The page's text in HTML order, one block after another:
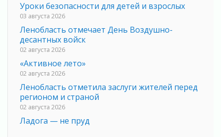
Уроки безопасности для детей и взрослых
03 августа 2026
Ленобласть отмечает День Воздушно-
десантных войск
02 августа 2026
«Активное лето»
02 августа 2026
Ленобласть отметила заслуги жителей перед
регионом и страной
02 августа 2026
Ладога — не пруд